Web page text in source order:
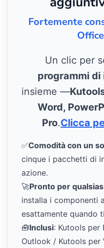
Fortemente
Un clic per
programmi
insieme —
Word,
Pro.Clicca
✅Comodità con un
cinque i pacchetti di
azione.
🚀Pronto per
installa i componenti
esattamente quando
🧰Inclusi: Kutools per
Outlook / Kutools